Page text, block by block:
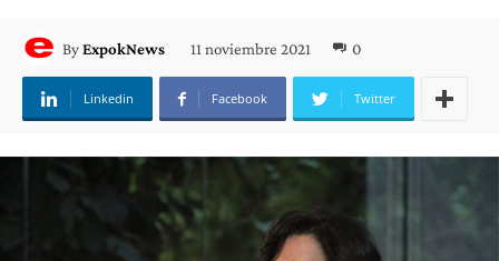
ByExpokNews 11 noviembre 2021 0
Linkedin Facebook Twitter